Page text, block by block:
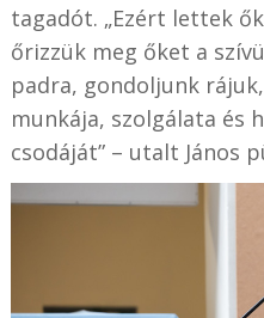
tagadót. „Ezért lettek
őrizzük meg őket a
padra, gondoljunk
munkája, szolgálata és
csodáját” – utalt János